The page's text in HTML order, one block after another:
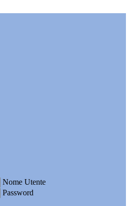
Nome Utente
Password